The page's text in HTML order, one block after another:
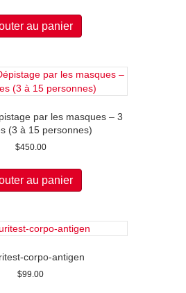
au panier
par les masques – 3
(3 à 15 personnes)
$450.00
au panier
corpo-antigen
$99.00